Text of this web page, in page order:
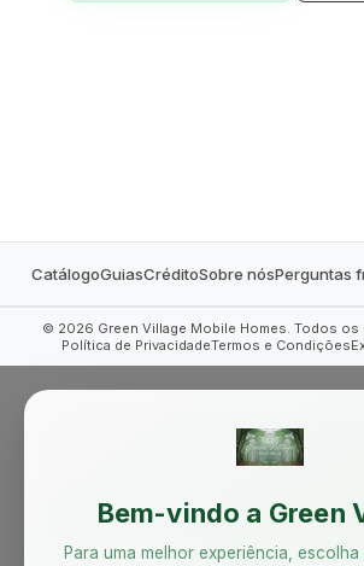
CatálogoGuiasCréditoSobre nósPerguntas
© 2026 Green Village Mobile Homes. Todos
Política de PrivacidadeTermos e Condições
Bem-vindo a Green
Para uma melhor experiência,